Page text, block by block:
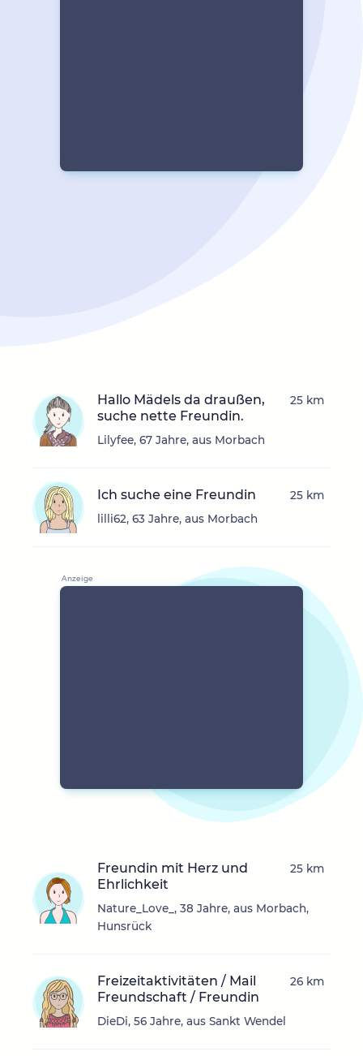
Hallo Mädels da draußen,
suche nette Freundin.
Lilyfee, 67 Jahre, aus Morbach
25 km
Ich suche eine Freundin
lilli62, 63 Jahre, aus Morbach
25 km
Freundin mit Herz und
Ehrlichkeit
Nature_Love_, 38 Jahre, aus Morbach,
Hunsrück
25 km
Freizeitaktivitäten / Mail
Freundschaft / Freundin
DieDi, 56 Jahre, aus Sankt Wendel
26 km